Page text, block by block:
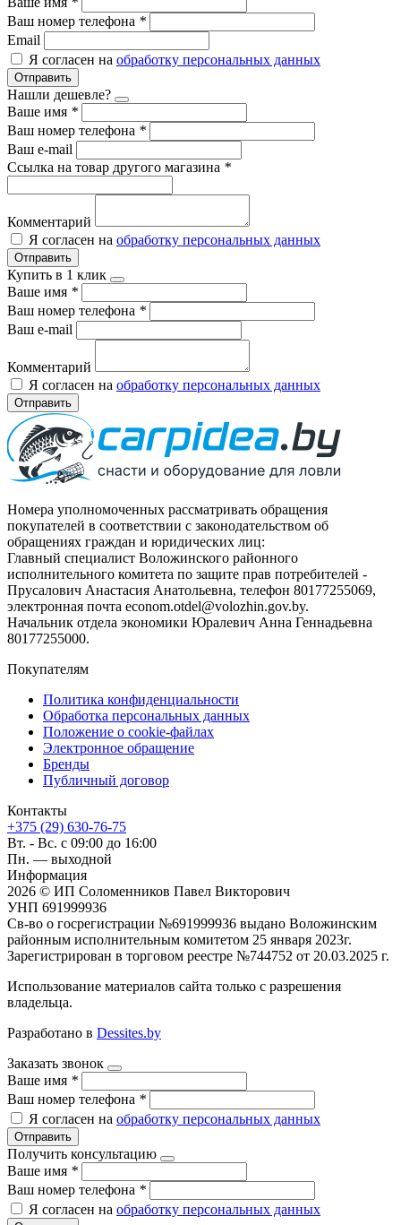
Ваш номер телефона *
Email
Я согласен на обработку персональных данных
Отправить
Нашли дешевле?
Ваше имя *
Ваш номер телефона *
Ваш e-mail
Ссылка на товар другого магазина *
Комментарий
Я согласен на обработку персональных данных
Отправить
Купить в 1 клик
Ваше имя *
Ваш номер телефона *
Ваш e-mail
Комментарий
Я согласен на обработку персональных данных
Отправить
Номера уполномоченных рассматривать обращения
покупателей в соответствии с законодательством об
обращениях граждан и юридических лиц:
Главный специалист Воложинского районного
исполнительного комитета по защите прав потребителей -
Прусалович Анастасия Анатольевна, телефон 80177255069,
электронная почта econom.otdel@volozhin.gov.by.
Начальник отдела экономики Юралевич Анна Геннадьевна
80177255000.
Покупателям
Политика конфиденциальности
Обработка персональных данных
Положение о cookie-файлах
Электронное обращение
Бренды
Публичный договор
Контакты
+375 (29) 630-76-75
Вт. - Вс. с 09:00 до 16:00
Пн. — выходной
Информация
2026 © ИП Соломенников Павел Викторович
УНП 691999936
Св-во о госрегистрации №691999936 выдано Воложинским
районным исполнительным комитетом 25 января 2023г.
Зарегистрирован в торговом реестре №744752 от 20.03.2025 г.
Использование материалов сайта только с разрешения
владельца.
Разработано в Dessites.by
Заказать звонок
Ваше имя *
Ваш номер телефона *
Я согласен на обработку персональных данных
Отправить
Получить консультацию
Ваше имя *
Ваш номер телефона *
Я согласен на обработку персональных данных